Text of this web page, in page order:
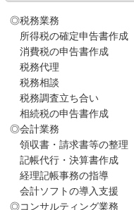
◎税務業務
所得税の確定申告書作成
消費税の申告書作成
税務代理
税務相談
税務調査立ち合い
相続税の申告書作成
◎会計業務
領収書・請求書等の整理
記帳代行・決算書作成
経理記帳事務の指導
会計ソフトの導入支援
◎コンサルティング業務